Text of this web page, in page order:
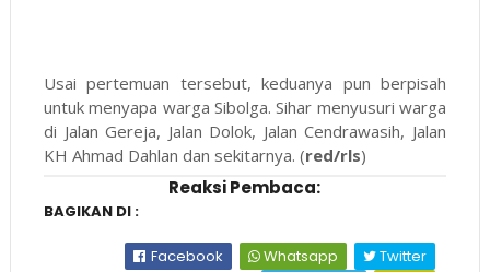
Usai pertemuan tersebut, keduanya pun berpisah
untuk menyapa warga Sibolga. Sihar menyusuri warga
di Jalan Gereja, Jalan Dolok, Jalan Cendrawasih, Jalan
KH Ahmad Dahlan dan sekitarnya. (red/rls)
Reaksi Pembaca:
BAGIKAN DI :
Facebook Whatsapp
Twitter